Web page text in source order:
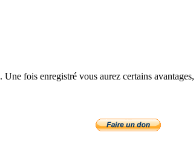
. Une fois enregistré vous aurez certains